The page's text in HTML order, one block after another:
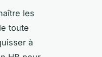
les
toute
à